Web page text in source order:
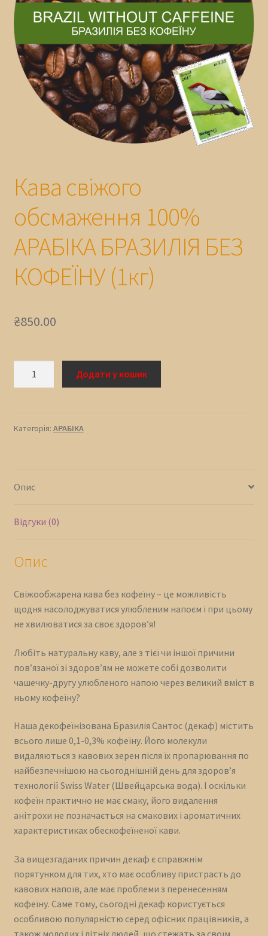
ГАРАНТІЯ
Кава свіжого
обсмаження 100%
АРАБІКА БРАЗИЛІЯ БЕЗ
КОФЕЇНУ (1кг)
₴850.00
АРАБІКА
(1кг)
Додати у кошик
Категорія: АРАБІКА
Опис
Відгуки (0)
Опис
Свіжообжарена кава без кофеїну – це можливість
щодня насолоджуватися улюбленим напоєм і при цьому
не хвилюватися за своє здоров’я!
Любіть натуральну каву, але з тієї чи іншої причини
пов’язаної зі здоров’ям не можете собі дозволити
чашечку-другу улюбленого напою через великий вміст в
ньому кофеїну?
Наша декофеїнізована Бразилія Сантос (декаф) містить
всього лише 0,1-0,3% кофеїну. Його молекули
видаляються з кавових зерен після їх пропарювання по
найбезпечнішою на сьогоднішній день для здоров’я
технології Swiss Water (Швейцарська вода). І оскільки
кофеїн практично не має смаку, його видалення
анітрохи не позначається на смакових і ароматичних
характеристиках обескофеїненої кави.
За вищезгаданих причин декаф є справжнім
порятунком для тих, хто має особливу пристрасть до
кавових напоїв, але має проблеми з перенесенням
кофеїну. Саме тому, сьогодні декаф користується
особливою популярністю серед офісних працівників, а